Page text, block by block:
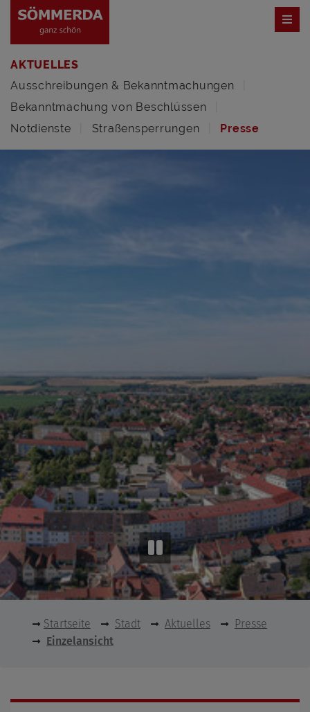
AKTUELLES
Ausschreibungen & Bekanntmachungen
Bekanntmachung von Beschlüssen
Notdienste
Straßensperrungen Presse
Startseite Stadt Aktuelles
Presse
Einzelansicht